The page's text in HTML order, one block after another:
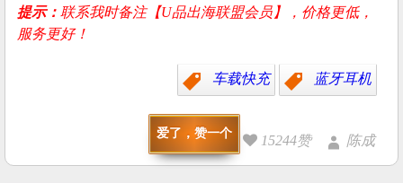
提示：联系我时备注【U品出海联盟会员】，价格更低，
服务更好！
车载快充 蓝牙耳机
爱了，赞一个 15244赞 陈成